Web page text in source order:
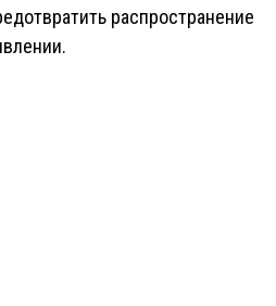
распространение